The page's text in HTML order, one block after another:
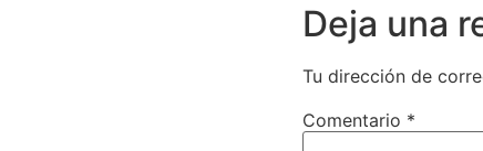
Deja una
Tu dirección de
Comentario *